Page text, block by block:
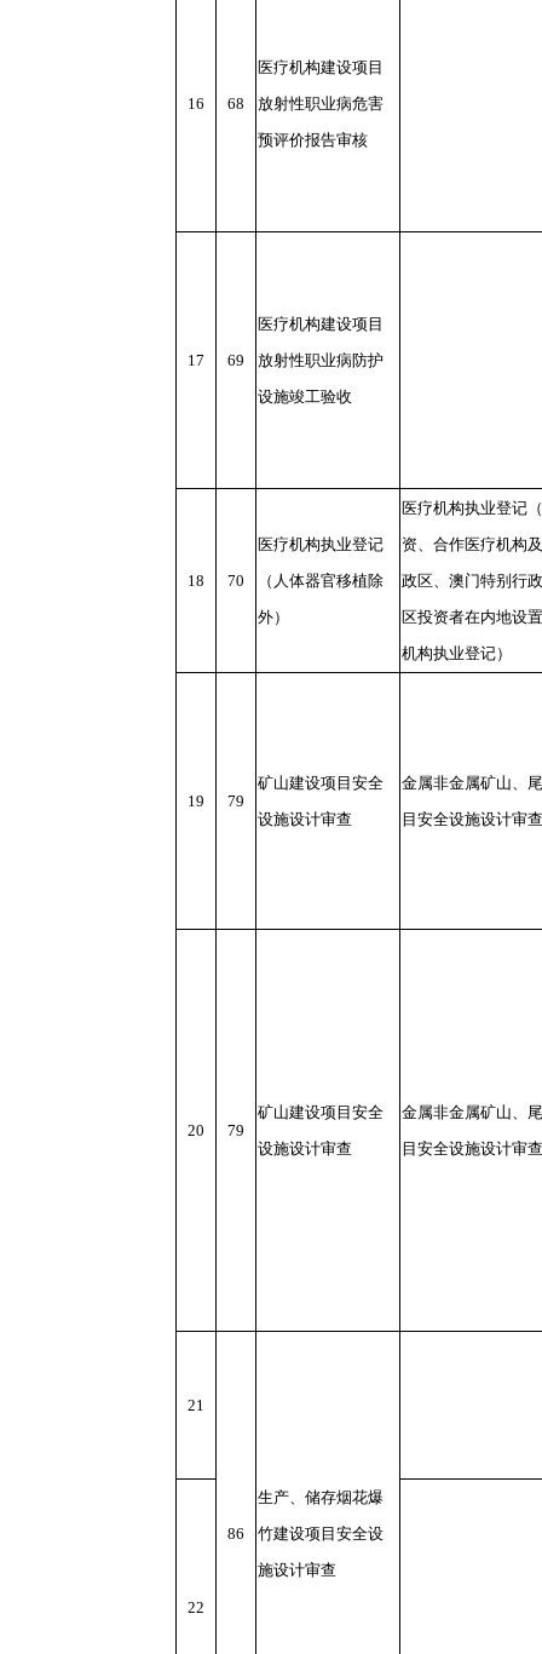
16 68
医疗机构建设项目
放射性职业病危害
预评价报告审核
17 69
医疗机构建设项目
放射性职业病防护
设施竣工验收
18 70
医疗机构执业登记
（人体器官移植除
外）
医疗机构执业登记
资、合作医疗机构
政区、澳门特别行
区投资者在内地设
机构执业登记）
19 79
矿山建设项目安全
设施设计审查
金属非金属矿山、
目安全设施设计审查
20 79
矿山建设项目安全
设施设计审查
金属非金属矿山、
目安全设施设计审查
21
86
生产、储存烟花爆
竹建设项目安全设
施设计审查
22